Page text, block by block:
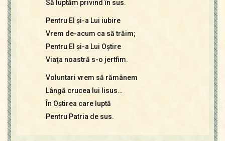
Să luptăm privind în sus.
Pentru El şi-a Lui iubire
Vrem de-acum ca să trăim;
Pentru El şi-a Lui Oştire
Viaţa noastră s-o jertfim.
Voluntari vrem să rămânem
Lângă crucea lui Iisus…
În Oştirea care luptă
Pentru Patria de sus.